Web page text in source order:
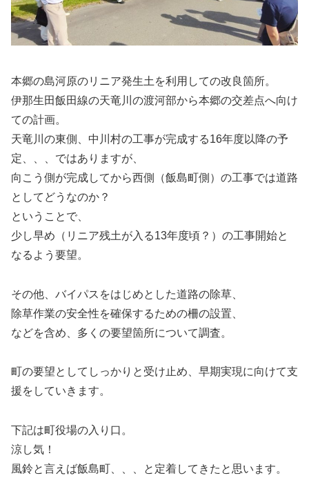
本郷の島河原のリニア発生土を利用しての改良箇所。
伊那生田飯田線の天竜川の渡河部から本郷の交差点へ向け
ての計画。
天竜川の東側、中川村の工事が完成する16年度以降の予
定、、、ではありますが、
向こう側が完成してから西側（飯島町側）の工事では道路
としてどうなのか？
ということで、
少し早め（リニア残土が入る13年度頃？）の工事開始と
なるよう要望。
その他、バイパスをはじめとした道路の除草、
除草作業の安全性を確保するための柵の設置、
などを含め、多くの要望箇所について調査。
町の要望としてしっかりと受け止め、早期実現に向けて支
援をしていきます。
下記は町役場の入り口。
涼し気！
風鈴と言えば飯島町、、、と定着してきたと思います。